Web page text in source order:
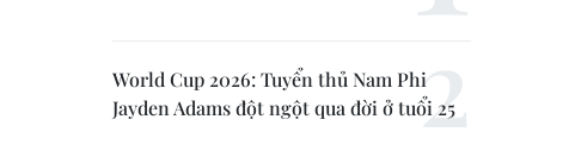
World Cup 2026: Tuyển thủ Nam Phi
Jayden Adams đột ngột qua đời ở tuổi 25